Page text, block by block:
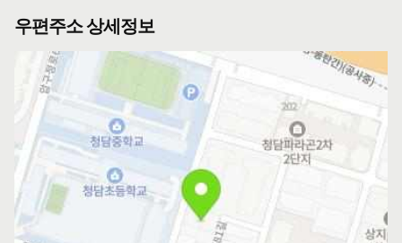
우편주소 상세정보